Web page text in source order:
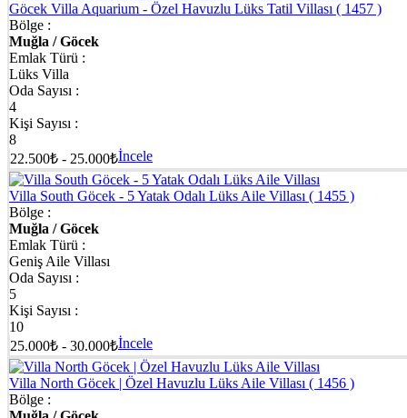
Göcek Villa Aquarium - Özel Havuzlu Lüks Tatil Villası ( 1457 )
Bölge :
Muğla / Göcek
Emlak Türü :
Lüks Villa
Oda Sayısı :
4
Kişi Sayısı :
8
22.500₺ - 25.000₺İncele
Villa South Göcek - 5 Yatak Odalı Lüks Aile Villası ( 1455 )
Bölge :
Muğla / Göcek
Emlak Türü :
Geniş Aile Villası
Oda Sayısı :
5
Kişi Sayısı :
10
25.000₺ - 30.000₺İncele
Villa North Göcek | Özel Havuzlu Lüks Aile Villası ( 1456 )
Bölge :